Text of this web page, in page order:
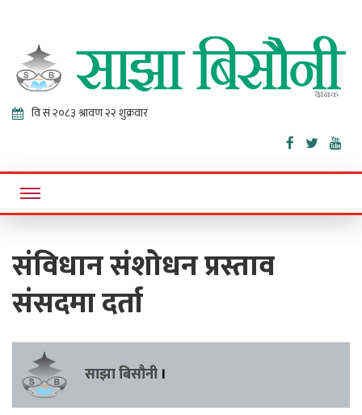
Sajha
Bisaunee
Online News Portal
संविधान संशोधन प्रस्ताव
संसदमा दर्ता
साझा बिसौनी ।